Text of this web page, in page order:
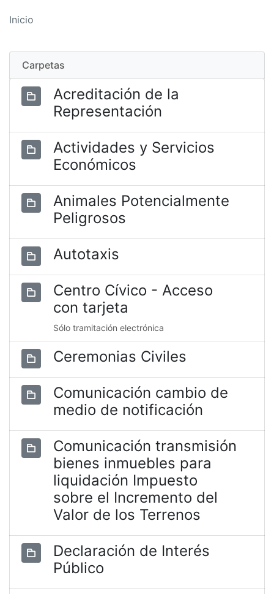
Inicio
Carpetas
Acreditación de la
Representación
Actividades y Servicios
Económicos
Animales Potencialmente
Peligrosos
Autotaxis
Centro Cívico - Acceso
con tarjeta
Sólo tramitación electrónica
Ceremonias Civiles
Comunicación cambio de
medio de notificación
Comunicación transmisión
bienes inmuebles para
liquidación Impuesto
sobre el Incremento del
Valor de los Terrenos
Declaración de Interés
Público